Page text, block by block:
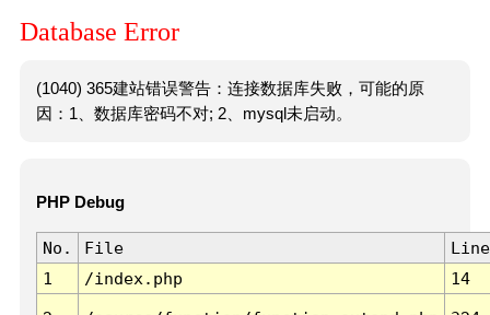
Database Error
(1040) 365建站错误警告：连接数据库失败，可能的原
因：1、数据库密码不对; 2、mysql未启动。
PHP Debug
No. File
Line
1
/index.php 14